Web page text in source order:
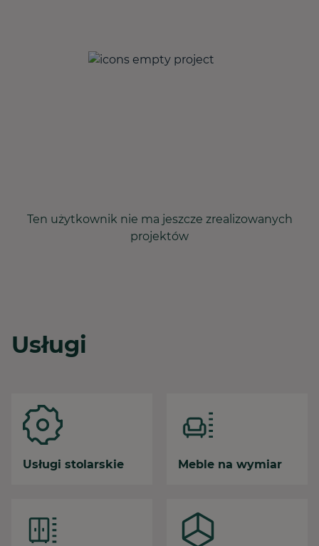
Ten użytkownik nie ma jeszcze zrealizowanych
projektów
Usługi
Usługi stolarskie Meble na wymiar